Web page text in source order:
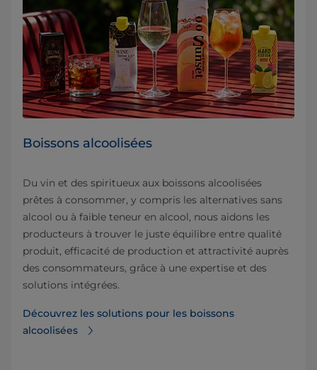
Boissons alcoolisées
Du vin et des spiritueux aux boissons alcoolisées
prêtes à consommer, y compris les alternatives sans
alcool ou à faible teneur en alcool, nous aidons les
producteurs à trouver le juste équilibre entre qualité
produit, efficacité de production et attractivité auprès
des consommateurs, grâce à une expertise et des
solutions intégrées.
Découvrez les solutions pour les boissons
alcoolisées